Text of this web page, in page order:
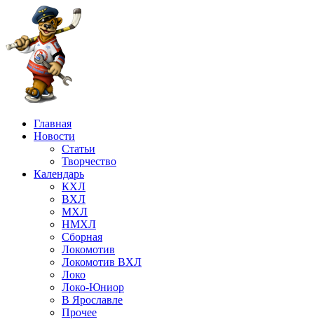
Главная
Новости
Статьи
Творчество
Календарь
КХЛ
ВХЛ
МХЛ
НМХЛ
Сборная
Локомотив
Локомотив ВХЛ
Локо
Локо-Юниор
В Ярославле
Прочее